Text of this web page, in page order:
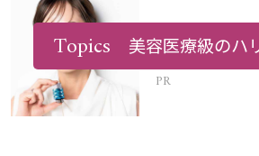
められた！実感
PR
Topics 美容医療級のハ